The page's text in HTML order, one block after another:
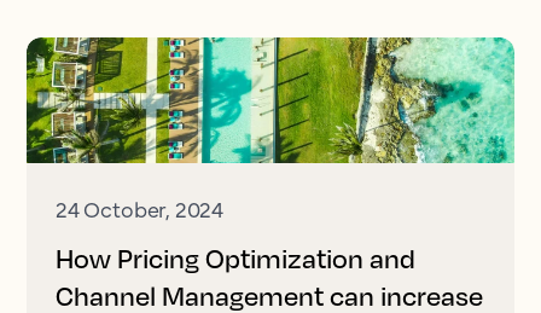
24 October, 2024
How Pricing Optimization and
Channel Management can increase